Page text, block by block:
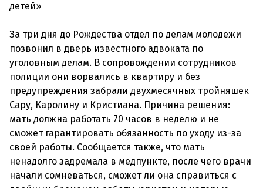
детей»
За три дня до Рождества отдел по делам молодежи
позвонил в дверь известного адвоката по
уголовным делам. В сопровождении сотрудников
полиции они ворвались в квартиру и без
предупреждения забрали двухмесячных тройняшек
Сару, Каролину и Кристиана. Причина решения:
мать должна работать 70 часов в неделю и не
сможет гарантировать обязанность по уходу из-за
своей работы. Сообщается также, что мать
ненадолго задремала в медпункте, после чего врачи
начали сомневаться, сможет ли она справиться с